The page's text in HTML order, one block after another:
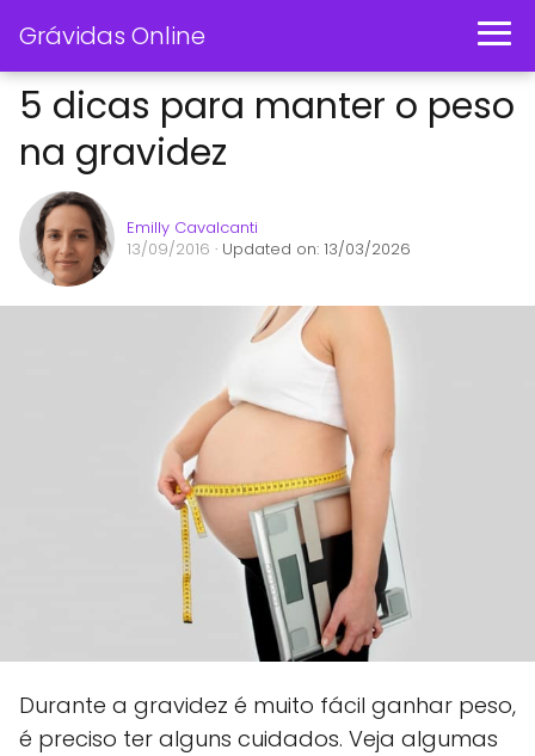
Grávidas Online
5 dicas para manter o peso
na gravidez
Emilly Cavalcanti
13/09/2016 · Updated on: 13/03/2026
Durante a gravidez é muito fácil ganhar peso,
é preciso ter alguns cuidados. Veja algumas